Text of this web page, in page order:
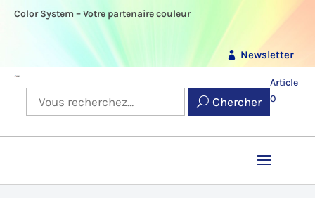
Color System – Votre partenaire couleur
Newsletter
Chercher
Article
0